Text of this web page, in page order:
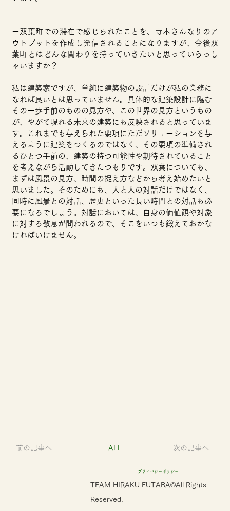
ー双葉町での滞在で感じられたことを、寺本さんなりのア
ウトプットを作成し発信されることになりますが、今後双
葉町とはどんな関わりを持っていきたいと思っていらっし
ゃいますか？
私は建築家ですが、単純に建築物の設計だけが私の業務に
なれば良いとは思っていません。具体的な建築設計に臨む
その一歩手前のものの見方や、この世界の見方というもの
が、やがて現れる未来の建築にも反映されると思っていま
す。これまでも与えられた要項にただソリューションを与
えるように建築をつくるのではなく、その要項の準備され
るひとつ手前の、建築の持つ可能性や期待されていること
を考えながら活動してきたつもりです。双葉についても、
まずは風景の見方、時間の捉え方 などから考え始めたいと
思いました。そのためにも、人と人の対話だけではなく、
同時に風景との対話、歴史といった長い時間との対話も必
要になるでしょう。対話においては、自身の価値観や対象
に対する敬意が問われるので、そこをいつも鍛えておかな
ければいけません。
前の記事へ 次の記事へ
ALL
TEAM HIRAKU FUTABA©All Rights
Reserved.
プライバシーポリシー